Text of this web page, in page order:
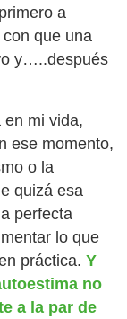
a
que una
y…..después
en mi vida,
ese momento,
o la
quizá esa
perfecta
lo que
práctica.Y
no
a la par de